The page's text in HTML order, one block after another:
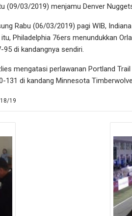
(09/03/2019) menjamu Denver
Rabu (06/03/2019) pagi WIB,
Philadelphia 76ers menundukkan
di kandangnya sendiri.
mengatasi perlawanan Portland
131 di kandang Minnesota
19